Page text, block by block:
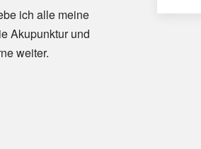
ich alle meine
Akupunktur und
weiter.